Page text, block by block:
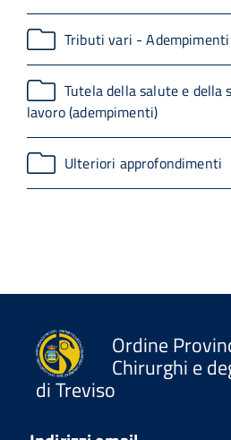
Tributi vari -
Tutela della salute e della
lavoro (adempimenti)
Ulteriori approfondimenti
Ordine
Chirurghi e
di Treviso